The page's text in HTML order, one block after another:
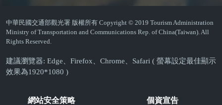
中華民國交通部觀光署 版權所有 Copyright © 2019 Tourism Administration
Ministry of Transportation and Communications Rep. of China(Taiwan). All
Rights Reserved.
建議瀏覽器: Edge、Firefox、Chrome、Safari ( 螢幕設定最佳顯示
效果為1920*1080 )
網站安全策略 個資宣告